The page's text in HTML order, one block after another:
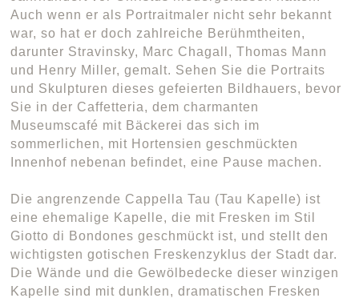
Auch wenn er als Portraitmaler nicht sehr bekannt
war, so hat er doch zahlreiche Berühmtheiten,
darunter Stravinsky, Marc Chagall, Thomas Mann
und Henry Miller, gemalt. Sehen Sie die Portraits
und Skulpturen dieses gefeierten Bildhauers, bevor
Sie in der Caffetteria, dem charmanten
Museumscafé mit Bäckerei das sich im
sommerlichen, mit Hortensien geschmückten
Innenhof nebenan befindet, eine Pause machen.
Die angrenzende Cappella Tau (Tau Kapelle) ist
eine ehemalige Kapelle, die mit Fresken im Stil
Giotto di Bondones geschmückt ist, und stellt den
wichtigsten gotischen Freskenzyklus der Stadt dar.
Die Wände und die Gewölbedecke dieser winzigen
Kapelle sind mit dunklen, dramatischen Fresken